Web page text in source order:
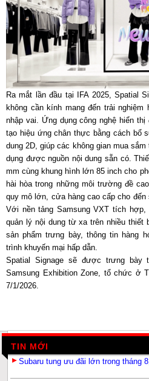
Ra mắt lần đầu tại IFA 2025, Spatial
không cần kính mang đến trải
nhập vai. Ứng dụng công nghệ hiển
tạo hiệu ứng chân thực bằng cách bổ
dung 2D, giúp các không gian mua
dụng được nguồn nội dung sẵn có.
mm cùng khung hình lớn 85 inch cho
hài hòa trong những môi trường đề
quy mô lớn, cửa hàng cao cấp cho
Với nền tảng Samsung VXT tích
quản lý nội dung từ xa trên nhiều thiết
sản phẩm trưng bày, thông tin hàng
trình khuyến mại hấp dẫn.
Spatial Signage sẽ được trưng bày
Samsung Exhibition Zone, tổ chức ở
7/1/2026.
TIN MỚI
Subaru tung ưu đãi lớn trong tháng